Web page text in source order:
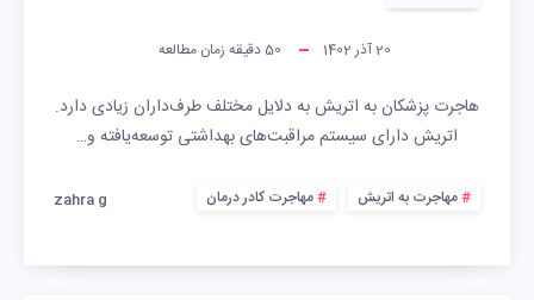
20 آذر 1402 50 دقیقه زمان مطالعه
هاجرت پزشکان به اتریش به دلایل مختلف طرف‌داران زیادی دارد.
اتریش دارای سیستم مراقبت‌های بهداشتی توسعه‌یافته و…
مهاجرت به اتریش مهاجرت کادر درمان zahra g